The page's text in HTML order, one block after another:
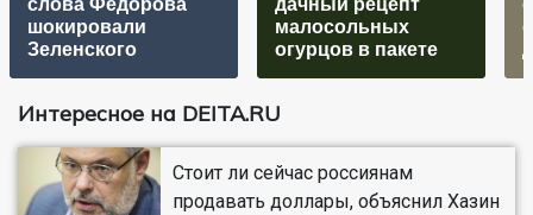
слова Федорова
шокировали
Зеленского
дачный рецепт
малосольных
огурцов в пакете
Интересное на DEITA.RU
Стоит ли сейчас россиянам
продавать доллары, объяснил Хазин